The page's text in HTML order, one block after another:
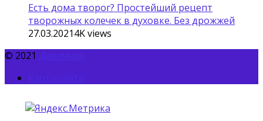
Есть дома творог? Простейший рецепт
творожных колечек в духовке. Без дрожжей
27.03.20214Kviews
© 2021